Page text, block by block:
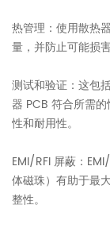
热管理：使用散热
量，并防止可能损
测试和验证：这包
器 PCB 符合所需
性和耐用性。
EMI/RFI 屏蔽：
体磁珠）有助于最
整性。